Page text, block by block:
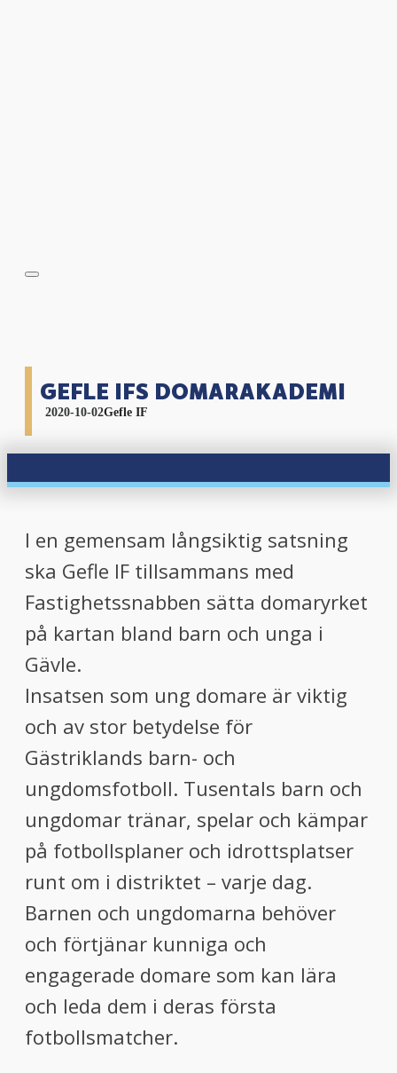
GEFLE IFS DOMARAKADEMI
2020-10-02Gefle IF
I en gemensam långsiktig satsning
ska Gefle IF tillsammans med
Fastighetssnabben sätta domaryrket
på kartan bland barn och unga i
Gävle.
Insatsen som ung domare är viktig
och av stor betydelse för
Gästriklands barn- och
ungdomsfotboll. Tusentals barn och
ungdomar tränar, spelar och kämpar
på fotbollsplaner och idrottsplatser
runt om i distriktet – varje dag.
Barnen och ungdomarna behöver
och förtjänar kunniga och
engagerade domare som kan lära
och leda dem i deras första
fotbollsmatcher.